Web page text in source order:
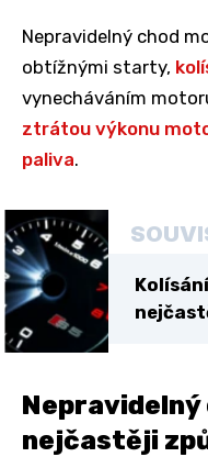
Nepravidelný chod
obtížnými starty,
vynecháváním
ztrátou výkonu
paliva.
nejčastěji